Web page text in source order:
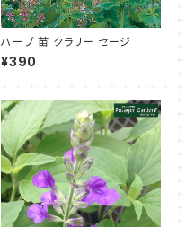
ハーブ 苗 クラリー セージ
¥390